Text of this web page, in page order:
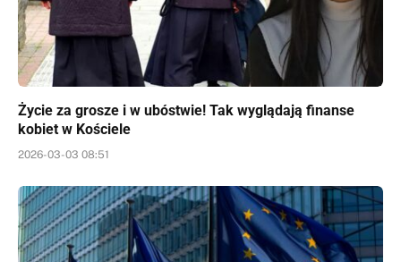
Życie za grosze i w ubóstwie! Tak wyglądają finanse
kobiet w Kościele
2026-03-03 08:51